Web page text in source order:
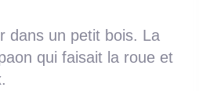
dans un petit bois. La
qui faisait la roue et